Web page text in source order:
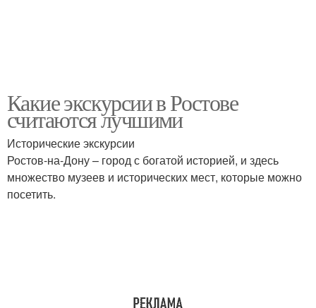
Какие экскурсии в Ростове
считаются лучшими
Исторические экскурсии
Ростов-на-Дону – город с богатой историей, и здесь
множество музеев и исторических мест, которые можно
посетить.